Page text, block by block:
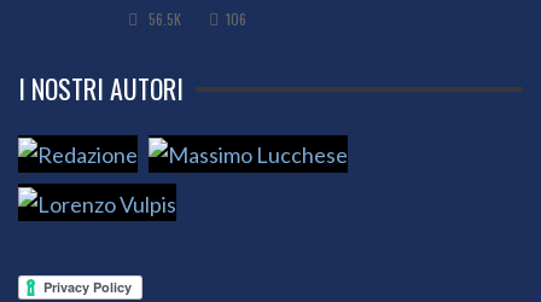
56.5K 106
I NOSTRI AUTORI